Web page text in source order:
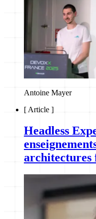
Antoine Mayer
[ Article ]
Headless
architectures